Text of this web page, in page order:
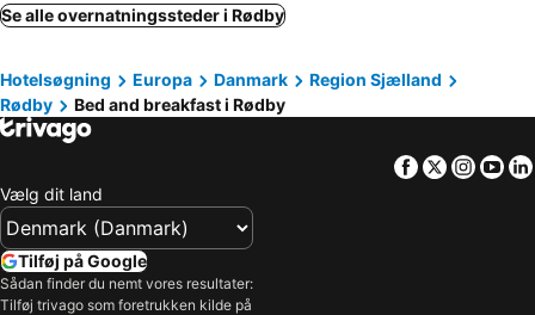
Toreby, bed and breakfasts
Fehmarnsund, bed and breakfasts
Se alle overnatningssteder i Rødby
Hotelsøgning Europa Danmark
Region Sjælland
Rødby
Bed and breakfast i Rødby
Facebook
Twitter
Vælg dit land
Tilføj på Google
Sådan finder du nemt vores resultater:
Tilføj trivago som foretrukken kilde på